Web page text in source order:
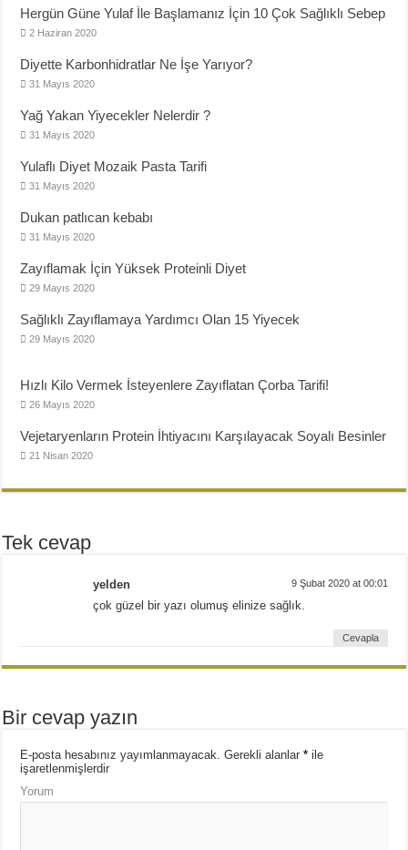
Hergün Güne Yulaf İle Başlamanız İçin 10 Çok Sağlıklı Sebep
2 Haziran 2020
Diyette Karbonhidratlar Ne İşe Yarıyor?
31 Mayıs 2020
Yağ Yakan Yiyecekler Nelerdir ?
31 Mayıs 2020
Yulaflı Diyet Mozaik Pasta Tarifi
31 Mayıs 2020
Dukan patlıcan kebabı
31 Mayıs 2020
Zayıflamak İçin Yüksek Proteinli Diyet
29 Mayıs 2020
Sağlıklı Zayıflamaya Yardımcı Olan 15 Yiyecek
29 Mayıs 2020
Hızlı Kilo Vermek İsteyenlere Zayıflatan Çorba Tarifi!
26 Mayıs 2020
Vejetaryenların Protein İhtiyacını Karşılayacak Soyalı Besinler
21 Nisan 2020
Tek cevap
yelden 9 Şubat 2020 at 00:01
çok güzel bir yazı olumuş elinize sağlık.
Cevapla
Bir cevap yazın
E-posta hesabınız yayımlanmayacak. Gerekli alanlar* ile
işaretlenmişlerdir
Yorum